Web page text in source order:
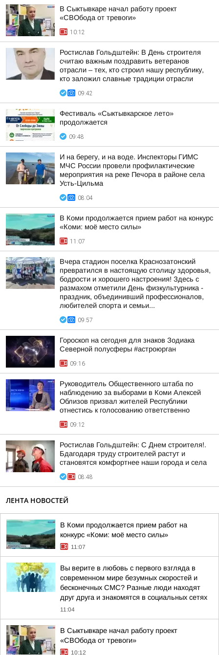
В Сыктывкаре начал работу проект
«СВОбода от тревоги»
10:12
Ростислав Гольдштейн: В День строителя
считаю важным поздравить ветеранов
отрасли – тех, кто строил нашу республику,
кто заложил славные традиции отрасли
09:42
Фестиваль «Сыктывкарское лето»
продолжается
09:48
И на берегу, и на воде. Инспекторы ГИМС
МЧС России провели профилактические
мероприятия на реке Печора в районе села
Усть-Цильма
08:04
В Коми продолжается прием работ на конкурс
«Коми: моё место силы»
11:07
Вчера стадион поселка Краснозатонский
превратился в настоящую столицу здоровья,
бодрости и хорошего настроения! Здесь с
размахом отметили День физкультурника -
праздник, объединивший профессионалов,
любителей спорта и семьи...
09:57
Гороскоп на сегодня для знаков Зодиака
Северной полусферы #астроюрган
09:16
Руководитель Общественного штаба по
наблюдению за выборами в Коми Алексей
Облизов призвал жителей Республики
отнестись к голосованию ответственно
09:12
Ростислав Гольдштейн: С Днем строителя!.
Бдагодаря труду строителей растут и
становятся комфортнее наши города и села
08:48
ЛЕНТА НОВОСТЕЙ
В Коми продолжается прием работ на
конкурс «Коми: моё место силы»
11:07
Вы верите в любовь с первого взгляда в
современном мире безумных скоростей и
бесконечных СМС? Разные люди находят
друг друга и знакомятся в социальных сетях
11:04
В Сыктывкаре начал работу проект
«СВОбода от тревоги»
10:12